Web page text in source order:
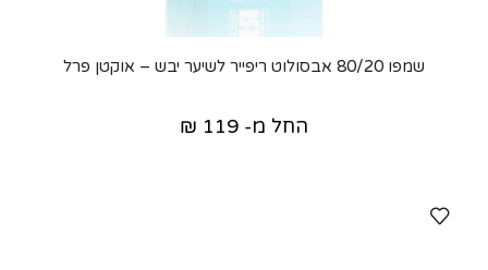
שמפו 80/20 אבסולוט ריפייר לשיער יבש – אוקטן פרל
החל מ- ₪ 119